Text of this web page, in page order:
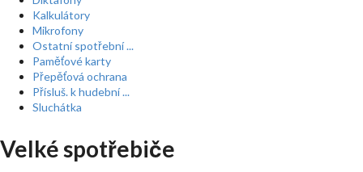
Kalkulátory
Mikrofony
Ostatní spotřební ...
Paměťové karty
Přepěťová ochrana
Přísluš. k hudební ...
Sluchátka
Velké spotřebiče